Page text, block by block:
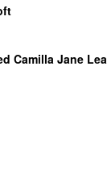
Camilla Jane Lea